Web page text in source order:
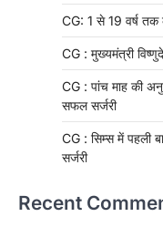
CG: 1 से 19 वर्ष तक
CG : मुख्यमंत्री
CG : पांच माह की
सफल सर्जरी
CG : सिम्स में पहली
सर्जरी
Recent